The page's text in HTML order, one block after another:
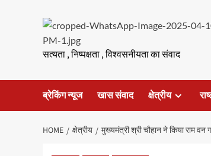
सत्यता , निष्पक्षता , विश्वसनीयता का संवाद
ब्रेकिंग न्यूज खास संवाद क्षेत्रीय
HOME क्षेत्रीय मुख्यमंत्री श्री चौहान ने किया राम